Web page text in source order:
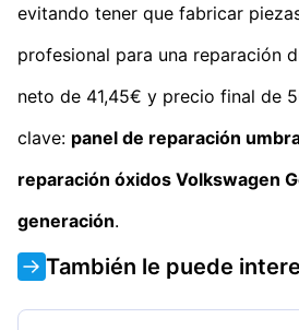
evitando tener que fabricar
profesional para una reparación
neto de 41,45€ y precio final de
clave: panel de reparación
reparación óxidos Volkswagen
generación.
También le puede